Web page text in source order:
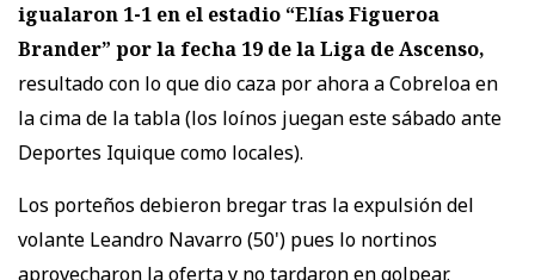
igualaron 1-1 en el estadio “Elías Figueroa
Brander” por la fecha 19 de la Liga de Ascenso,
resultado con lo que dio caza por ahora a Cobreloa en
la cima de la tabla (los loínos juegan este sábado ante
Deportes Iquique como locales).
Los porteños debieron bregar tras la expulsión del
volante Leandro Navarro (50') pues lo nortinos
aprovecharon la oferta y no tardaron en golpear.